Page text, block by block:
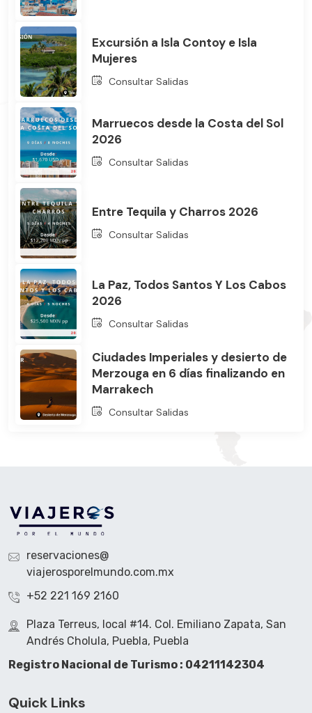
Excursión a Isla Contoy e Isla
Mujeres
Consultar Salidas
Marruecos desde la Costa del Sol
2026
Consultar Salidas
Entre Tequila y Charros 2026
Consultar Salidas
La Paz, Todos Santos Y Los Cabos
2026
Consultar Salidas
Ciudades Imperiales y desierto de
Merzouga en 6 días finalizando en
Marrakech
Consultar Salidas
reservaciones@
viajerosporelmundo.com.mx
+52 221 169 2160
Plaza Terreus, local #14. Col. Emiliano Zapata, San
Andrés Cholula, Puebla, Puebla
Registro Nacional de Turismo : 04211142304
Quick Links